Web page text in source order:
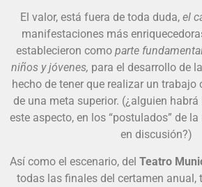
El valor, está fuera de toda duda, el
manifestaciones más
establecieron comoparte
niños y jóvenes, para el desarrollo de
hecho de tener que realizar un trabajo
de una meta superior. (¿alguien
este aspecto, en los “postulados” de
en discusión?)
Así como el escenario, del Teatro
todas las finales del certamen anual,